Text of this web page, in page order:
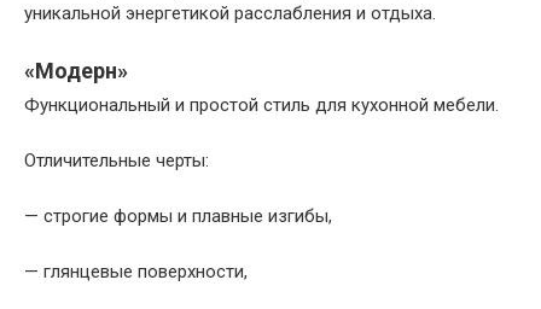
уникальной энергетикой расслабления и отдыха.
«Модерн»
Функциональный и простой стиль для кухонной мебели.
Отличительные черты:
— строгие формы и плавные изгибы,
— глянцевые поверхности,